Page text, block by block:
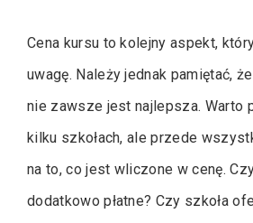
Cena kursu to kolejny aspekt,
uwagę. Należy jednak pamiętać,
nie zawsze jest najlepsza. Warto
kilku szkołach, ale przede
na to, co jest wliczone w cenę.
dodatkowo płatne? Czy szkoła